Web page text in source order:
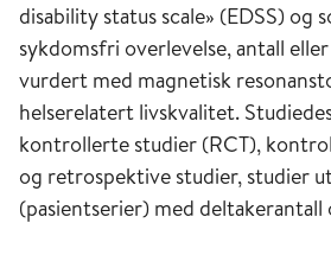
disability status scale» (EDSS) og
sykdomsfri overlevelse, antall
vurdert med magnetisk
helserelatert livskvalitet.
kontrollerte studier (RCT),
og retrospektive studier, studier
(pasientserier) med deltakerantall